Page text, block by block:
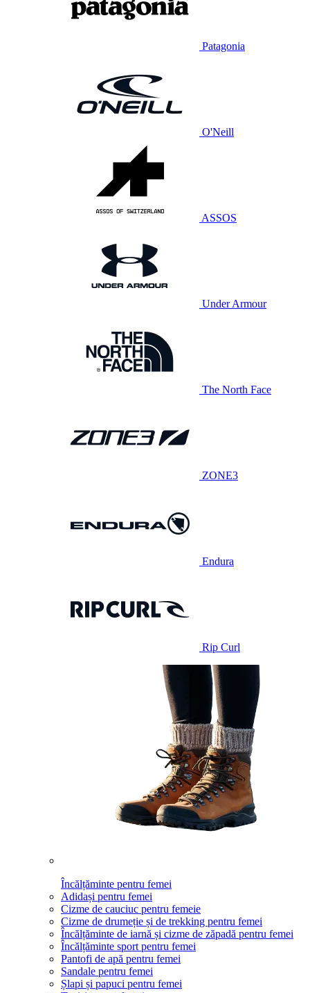
Patagonia
O'Neill
ASSOS
Under Armour
The North Face
ZONE3
Endura
Rip Curl
Încălțăminte pentru femei
Adidași pentru femei
Cizme de cauciuc pentru femeie
Cizme de drumeție și de trekking pentru femei
Încălțăminte de iarnă și cizme de zăpadă pentru femei
Încălțăminte sport pentru femei
Pantofi de apă pentru femei
Sandale pentru femei
Șlapi și papuci pentru femei